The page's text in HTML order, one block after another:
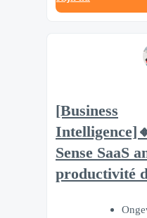
[Business
Sense SaaS
productivité